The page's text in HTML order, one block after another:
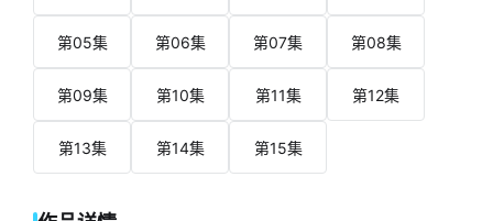
第05集 第06集 第07集 第08集
第09集 第10集 第11集 第12集
第13集 第14集 第15集